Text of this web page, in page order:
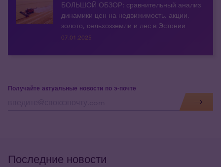
БОЛЬШОЙ ОБЗОР: сравнительный анализ
динамики цен на недвижимость, акции,
золото, сельхозземли и лес в Эстонии
07.01.2025
Получайте актуальные новости по э-почте
Последние новости